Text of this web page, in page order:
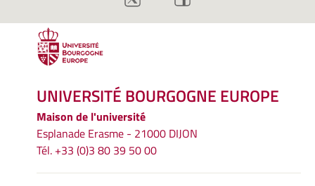
UNIVERSITÉ BOURGOGNE EUROPE
Maison de l'université
Esplanade Erasme - 21000 DIJON
Tél. +33 (0)3 80 39 50 00